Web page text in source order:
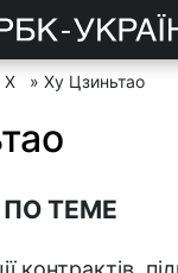
Х » Ху Цзиньтао
ТЕМЕ